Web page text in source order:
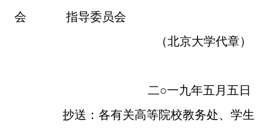
会
指导委员会
（北京大学代章）
二○一九年五月五日
抄送：各有关高等院校教务处、学生